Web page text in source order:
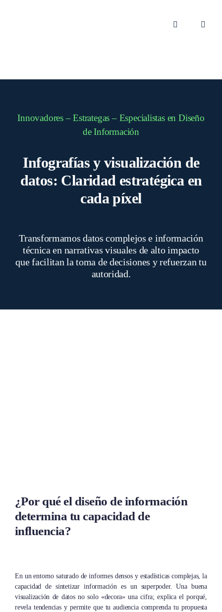
Toggle
Toggle
Innovadores – Estrategas – Especialistas en Diseño
de Información
Infografías y visualización de
datos: Claridad estratégica en
cada píxel
Transformamos datos complejos e información
técnica en narrativas visuales de alto impacto
que facilitan la toma de decisiones y refuerzan tu
autoridad.
¿Por qué el diseño de información
determina tu capacidad de
influencia?
En un entorno saturado de informes densos y estadísticas complejas, la
capacidad de sintetizar información es un superpoder. Una buena
visualización de datos no solo «decora» una cifra; explica el porqué,
revela tendencias y permite que tu audiencia comprenda tu propuesta